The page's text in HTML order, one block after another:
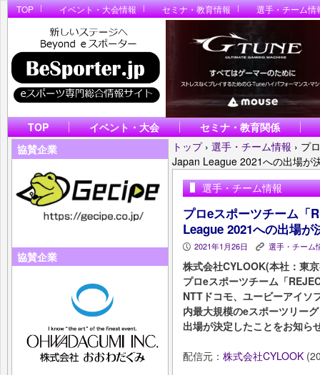
TOP イベント・大会情報 セミナ・教育情報 選手・チーム情
TOP イベント・大会
セミナ・教育関係
協賛企業
協賛企業
トップ › 選手・チーム情報 › プ
Japan League 2021への出場が
選手・チーム情報
プロeスポーツチーム「
League 2021への出場が
P 2021年1月26日 K 選手・チーム
株式会社CYLOOK(本社：東
プロeスポーツチーム「
NTTドコモ、ユービーアイソ
内最大規模のeスポーツリー
出場が決定したことをお知ら
配信元： 株式会社CYLOOK